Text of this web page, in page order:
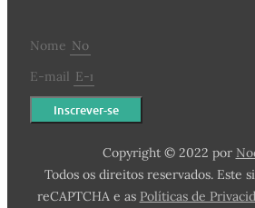
Nome
E-mail
Inscrever-se
Copyright © 2022 por
Todos os direitos reservados. Este
reCAPTCHA e as Políticas de